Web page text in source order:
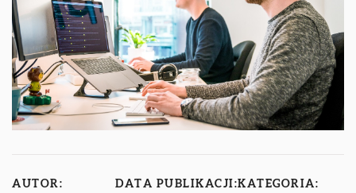
AUTOR: DATA PUBLIKACJI:KATEGORIA: